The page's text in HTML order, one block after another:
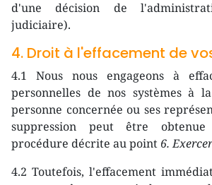
d'une décision de
judiciaire).
4. Droit à l'effacement de
4.1 Nous nous engageons à
personnelles de nos systèmes à
personne concernée ou ses
suppression peut être
procédure décrite au point 6.
4.2 Toutefois, l'effacement